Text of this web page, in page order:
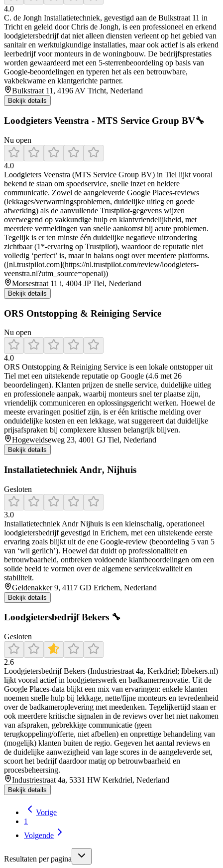
4.0
C. de Jongh Installatietechniek, gevestigd aan de Bulkstraat 11 in
Tricht en geleid door Chris de Jongh, is een professioneel en erkend
loodgietersbedrijf dat niet alleen diensten verleent op het gebied van
sanitair en werktuigkundige installaties, maar ook actief is als erkend
leerbedrijf voor monteurs in de woningbouw. De bedrijfsprestaties
worden gewaardeerd met een 5-sterrenbeoordeling op basis van
Google-beoordelingen en typeren het als een betrouwbare,
vakbekwame en klantgerichte partner.
Bulkstraat 11, 4196 AV Tricht, Nederland
Bekijk details
Loodgieters Veenstra - MTS Service Group BV🔧
Nu open
4.0
Loodgieters Veenstra (MTS Service Group BV) in Tiel lijkt vooral
bekend te staan om spoedservice, snelle inzet en heldere
communicatie. Zowel de aangeleverde Google Places-reviews
(lekkages/verwarmingsproblemen, duidelijke uitleg en goede
afwerking) als de aanvullende Trustpilot-gegevens wijzen
overwegend op vakkundige hulp en klantvriendelijkheid, met
meerdere vermeldingen van snelle aankomst bij acute problemen.
Tegelijk is er ten minste één duidelijke negatieve uitzondering
zichtbaar (1*-ervaring op Trustpilot), waardoor de reputatie niet
volledig ‘perfect’ is, maar in balans oogt over meerdere platforms.
([nl.trustpilot.com](https://nl.trustpilot.com/review/loodgieters-
veenstra.nl?utm_source=openai))
Morsestraat 11 i, 4004 JP Tiel, Nederland
Bekijk details
ORS Ontstopping & Reiniging Service
Nu open
4.0
ORS Ontstopping & Reiniging Service is een lokale ontstopper uit
Tiel met een uitstekende reputatie op Google (4.6 met 26
beoordelingen). Klanten prijzen de snelle service, duidelijke uitleg
en professionele aanpak, waarbij monteurs snel ter plaatse zijn,
vriendelijk communiceren en oplossingsgericht werken. Hoewel de
meeste ervaringen positief zijn, is er één kritische melding over
onduidelijke kosten en een lekkage, wat suggereert dat duidelijke
prijsafspraken bij complexere klussen belangrijk blijven.
Hogeweidseweg 23, 4001 GJ Tiel, Nederland
Bekijk details
Installatietechniek Andr‚ Nijhuis
Gesloten
3.0
Installatietechniek Andr Nijhuis is een kleinschalig, operationeel
loodgietersbedrijf gevestigd in Erichem, met een uitstekende eerste
ervaring zoals blijkt uit de ene Google-review (beoordeling 5 van 5
van ‘wil gerlich’). Hoewel dat duidt op professionaliteit en
betrouwbaarheid, ontbreken voldoende klantbeoordelingen om een
solide beeld te vormen over de algemene servicekwaliteit en
stabiliteit.
Geldenakker 9, 4117 GD Erichem, Nederland
Bekijk details
Loodgietersbedrijf Bekers 🔧
Gesloten
2.6
Loodgietersbedrijf Bekers (Industriestraat 4a, Kerkdriel; lbbekers.nl)
lijkt vooral actief in loodgieterswerk en badkamerrenovatie. Uit de
Google Places-data blijkt een mix van ervaringen: enkele klanten
noemen snelle hulp bij lekkage, nette/fijne monteurs en tevredenheid
over de badkameroplevering met meedenken. Tegelijkertijd staan er
ook meerdere kritische signalen in de reviews over het niet nakomen
van afspraken, gebrekkige communicatie (geen
terugkoppeling/offerte, niet afbellen) en onprettige behandeling van
(mogelijk) klanten buiten de regio. Gegeven het aantal reviews en
de duidelijke aanwezigheid van lage scores in de aangeleverde set,
scoort het bedrijf daardoor matig op betrouwbaarheid en
procesbeheersing.
Industriestraat 4a, 5331 HW Kerkdriel, Nederland
Bekijk details
Vorige
1
Volgende
Resultaten per pagina